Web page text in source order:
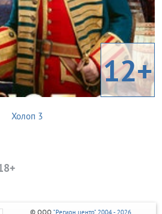
12+
Холоп 3
© ООО "Регион центр" 2004 - 2026